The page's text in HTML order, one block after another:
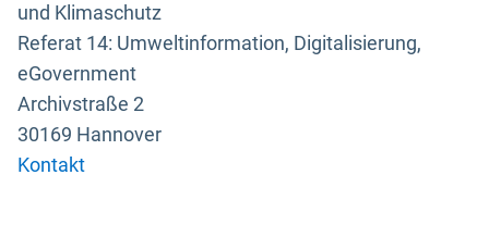
und Klimaschutz
Referat 14: Umweltinformation, Digitalisierung,
eGovernment
Archivstraße 2
30169 Hannover
Kontakt